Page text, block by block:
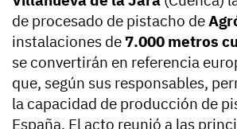
de procesado de pistacho de
instalaciones de 7.000 metros
se convertirán en referencia
que, según sus responsables,
la capacidad de producción de
España. El acto reunió a las